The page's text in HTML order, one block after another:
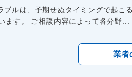
ブルは、予期せぬタイミングで起
ます。 ご相談内容によって各分野...
業者